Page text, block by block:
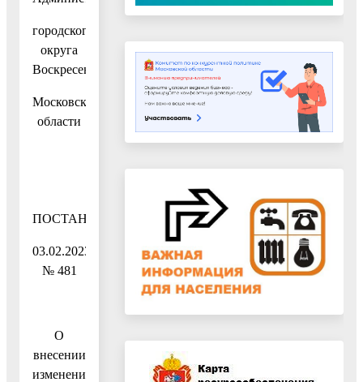
городского
округа
Воскресенск
Московской
области
ПОСТАНОВЛЕНИЕ
03.02.2023
№ 481
О
внесении
изменения